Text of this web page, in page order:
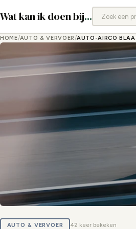
Wat kan ik doen bij...
HOME/AUTO & VERVOER /AUTO-AIRCO
AUTO & VERVOER 42 keer bekeken